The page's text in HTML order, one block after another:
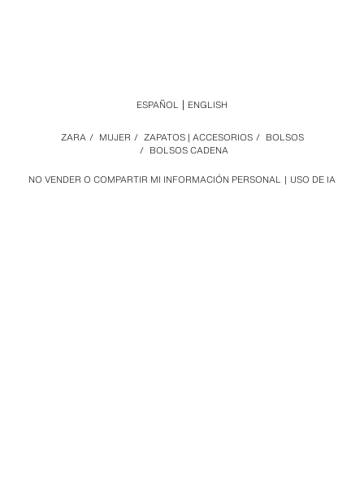
NO VENDER O COMPARTIR MI INFORMACIÓN PERSONAL USO DE IA
ZARA / MUJER / ZAPATOS | ACCESORIOS / BOLSOS
/ BOLSOS CADENA
ESPAÑOL ENGLISH